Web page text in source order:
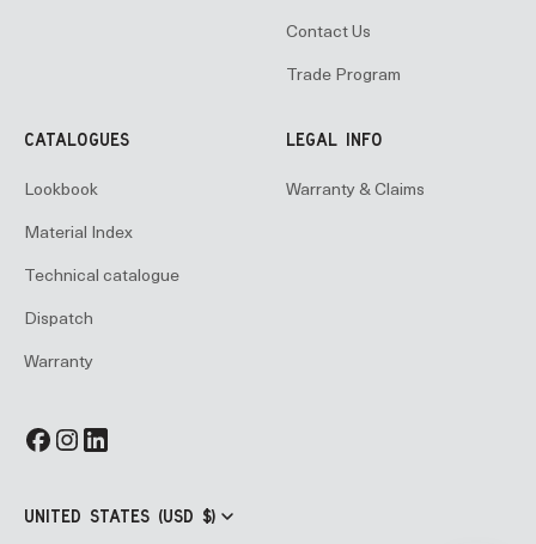
Contact Us
Trade Program
CATALOGUES
Lookbook
Material Index
Technical catalogue
Dispatch
Warranty
LEGAL INFO
Warranty & Claims
UNITED STATES (USD $)